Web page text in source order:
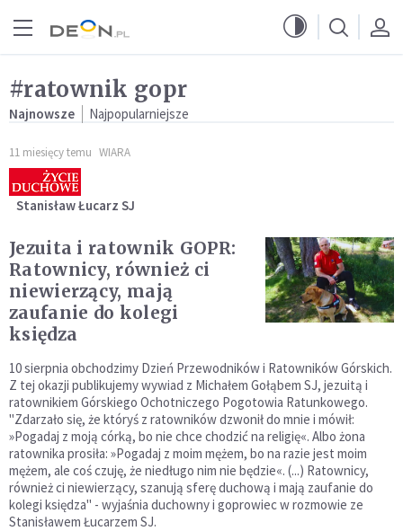
#ratownik gopr
Najnowsze Najpopularniejsze
11 miesięcy temu WIARA
Stanisław Łucarz SJ
Jezuita i ratownik GOPR:
Ratownicy, również ci
niewierzący, mają
zaufanie do kolegi
księdza
10 sierpnia obchodzimy Dzień Przewodników i Ratowników Górskich.
Z tej okazji publikujemy wywiad z Michałem Gołąbem SJ, jezuitą i
ratownikiem Górskiego Ochotniczego Pogotowia Ratunkowego.
"Zdarzało się, że któryś z ratowników dzwonił do mnie i mówił:
»Pogadaj z moją córką, bo nie chce chodzić na religię«. Albo żona
ratownika prosiła: »Pogadaj z moim mężem, bo na razie jest moim
mężem, ale coś czuję, że niedługo nim nie będzie«. (...) Ratownicy,
również ci niewierzący, szanują sferę duchową i mają zaufanie do
kolegi księdza" - wyjaśnia duchowny i goprowiec w rozmowie ze
Stanisławem Łucarzem SJ.